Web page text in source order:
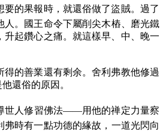
的果報時，就還俗做了盜賊。過了
人。國王命令下屬削尖木樁、磨光鐵
起鑽心之痛。就這樣早、中、晚一
的善業還有剩余。舍利弗教他修過
還俗的原因。
世人修習佛法——用他的禅定力量察
時有一點功德的緣故，一道光閃向